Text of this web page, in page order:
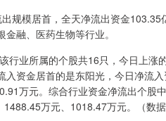
规模居首，全天净流出资金103.35
融、医药生物等行业。
行业所属的个股共16只，今日上涨
资金居首的是东阳光，今日净流
万元。综合行业资金净流出个股
万元、1018.47万元。（数据